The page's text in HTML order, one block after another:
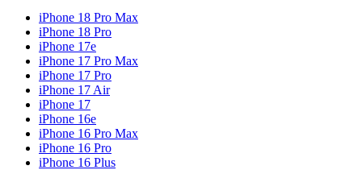
iPhone 18 Pro Max
iPhone 18 Pro
iPhone 17e
iPhone 17 Pro Max
iPhone 17 Pro
iPhone 17 Air
iPhone 17
iPhone 16e
iPhone 16 Pro Max
iPhone 16 Pro
iPhone 16 Plus